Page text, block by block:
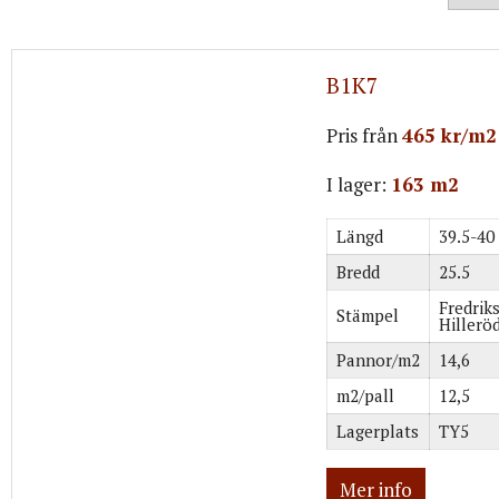
B1K7
Pris från465 kr/m2
I lager: 163 m2
Längd
39.5-40
Bredd
25.5
Stämpel
Pannor/m2
14,6
m2/pall
12,5
Lagerplats
TY5
Mer info